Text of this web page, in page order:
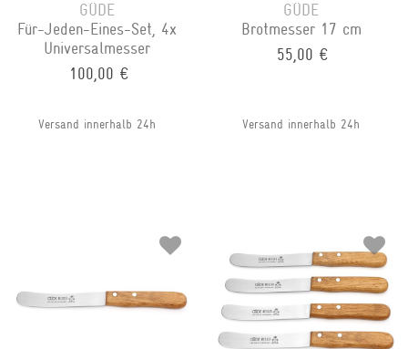
GÜDE
Für-Jeden-Eines-Set, 4x
Universalmesser
100,00 €
Versand innerhalb 24h
GÜDE
Brotmesser 17 cm
55,00 €
Versand innerhalb 24h